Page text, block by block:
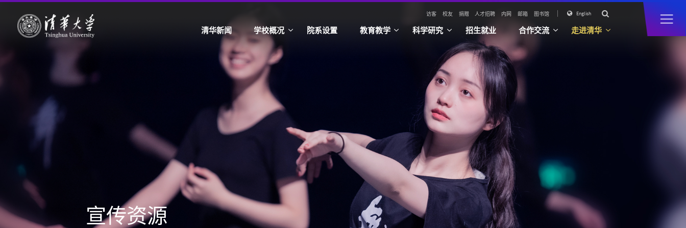
访客 校友 捐赠 人才招聘 内网 邮箱 图书馆  English 
清华新闻 学校概况 院系设置 教育教学 科学研究 招生就业 合作交流 走进清华
宣传资源